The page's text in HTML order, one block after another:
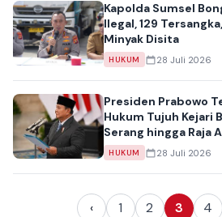
Kapolda Sumsel
Ilegal, 129
Minyak Disita
HUKUM 28 Juli 2026
Presiden Prabowo
Hukum Tujuh Kejari
Serang hingga Raja
Induk
HUKUM 28 Juli 2026
‹ 1 2 3 4